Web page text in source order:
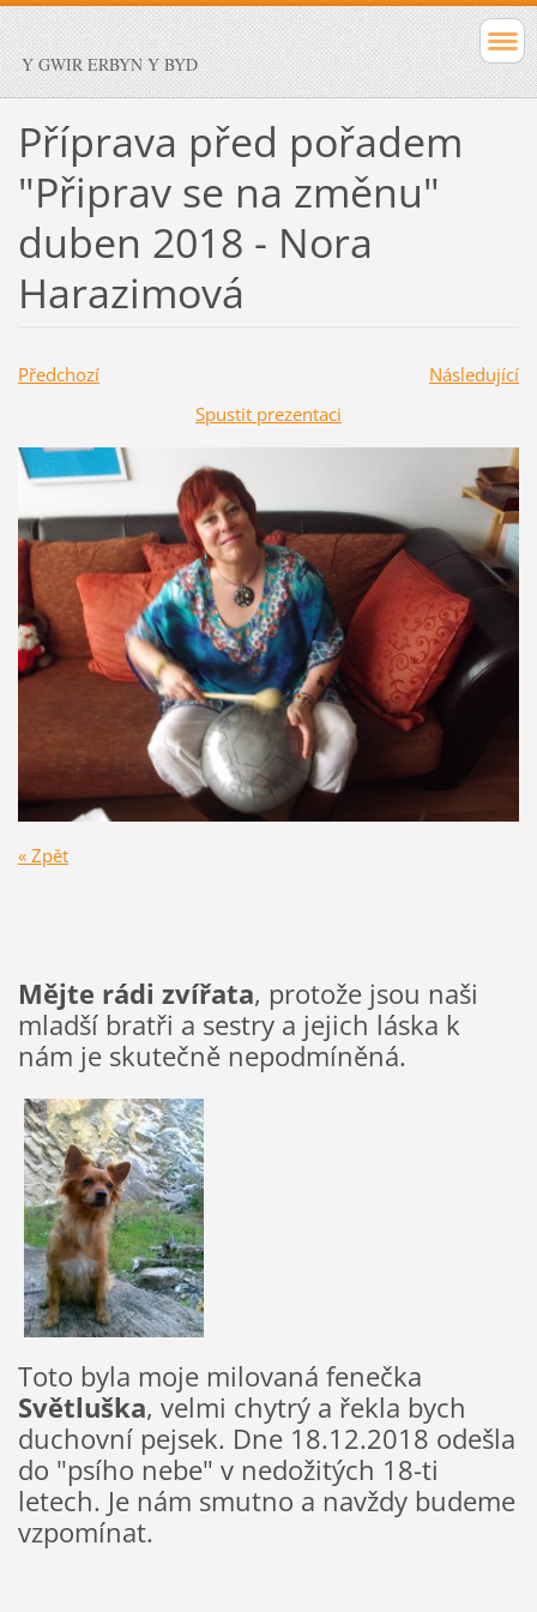
Y GWIR ERBYN Y BYD
Příprava před pořadem
"Připrav se na změnu"
duben 2018 - Nora
Harazimová
Předchozí
Následující
Spustit prezentaci
« Zpět
Mějte rádi zvířata, protože jsou naši
mladší bratři a sestry a jejich láska k
nám je skutečně nepodmíněná.
Toto byla moje milovaná fenečka
Světluška, velmi chytrý a řekla bych
duchovní pejsek. Dne 18.12.2018 odešla
do "psího nebe" v nedožitých 18-ti
letech. Je nám smutno a navždy budeme
vzpomínat.